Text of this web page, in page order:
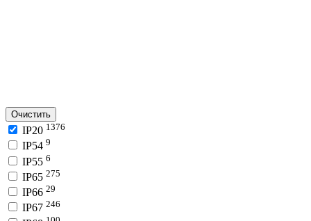
Очистить
IP20 1376
IP54 9
IP55 6
IP65 275
IP66 29
IP67 246